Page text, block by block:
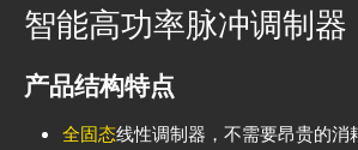
智能高功率脉冲调制器
产品结构特点
全固态线性调制器，不需要昂贵的消